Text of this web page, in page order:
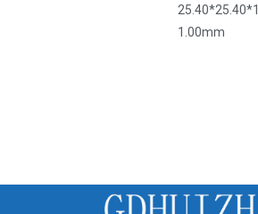
25.40*25.40*1
1.00mm